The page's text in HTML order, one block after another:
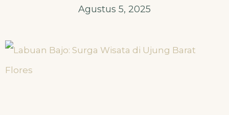
Agustus 5, 2025